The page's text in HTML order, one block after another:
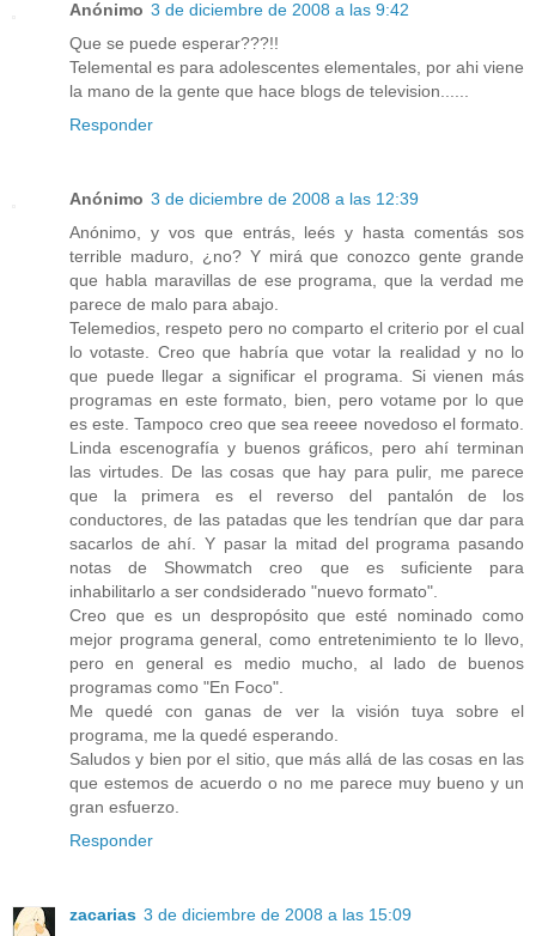
Anónimo 3 de diciembre de 2008 a las 9:42
Que se puede esperar???!!
Telemental es para adolescentes elementales, por ahi viene
la mano de la gente que hace blogs de television......
Responder
Anónimo 3 de diciembre de 2008 a las 12:39
Anónimo, y vos que entrás, leés y hasta comentás sos
terrible maduro, ¿no? Y mirá que conozco gente grande
que habla maravillas de ese programa, que la verdad me
parece de malo para abajo.
Telemedios, respeto pero no comparto el criterio por el cual
lo votaste. Creo que habría que votar la realidad y no lo
que puede llegar a significar el programa. Si vienen más
programas en este formato, bien, pero votame por lo que
es este. Tampoco creo que sea reeee novedoso el formato.
Linda escenografía y buenos gráficos, pero ahí terminan
las virtudes. De las cosas que hay para pulir, me parece
que la primera es el reverso del pantalón de los
conductores, de las patadas que les tendrían que dar para
sacarlos de ahí. Y pasar la mitad del programa pasando
notas de Showmatch creo que es suficiente para
inhabilitarlo a ser condsiderado "nuevo formato".
Creo que es un despropósito que esté nominado como
mejor programa general, como entretenimiento te lo llevo,
pero en general es medio mucho, al lado de buenos
programas como "En Foco".
Me quedé con ganas de ver la visión tuya sobre el
programa, me la quedé esperando.
Saludos y bien por el sitio, que más allá de las cosas en las
que estemos de acuerdo o no me parece muy bueno y un
gran esfuerzo.
Responder
zacarias 3 de diciembre de 2008 a las 15:09